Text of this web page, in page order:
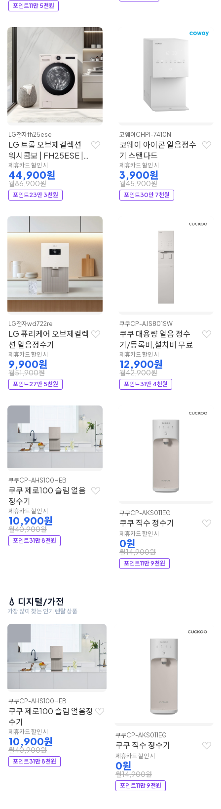
포인트11만 5천원
LG전자fh25ese
LG 트롬 오브제컬렉션
워시콤보 | FH25ESE |
LG전자
제휴카드 할인 시
44,900원
월86,900원
포인트23만 3천원
코웨이 CHPI-7410N
코웨이 아이콘 얼음정수
기 스탠다드
제휴카드 할인 시
3,900원
월45,900원
포인트30만 7천원
LG전자wd722re
LG 퓨리케어 오브제컬렉
션 얼음정수기
제휴카드 할인 시
9,900원
월51,900원
포인트27만 5천원
쿠쿠CP-AJS801SW
쿠쿠 대용량 얼음 정수
기/등록비,설치비 무료
제휴카드 할인 시
12,900원
월42,900원
포인트31만 4천원
쿠쿠CP-AHS100HEB
쿠쿠 제로100 슬림 얼음
정수기
제휴카드 할인 시
10,900원
월40,900원
포인트31만 8천원
쿠쿠CP-AKS011EG
쿠쿠 직수 정수기
제휴카드 할인 시
0원
월14,900원
포인트11만 9천원
💧 디지털/가전
가장 많이 찾는 인기 렌탈 상품
쿠쿠CP-AHS100HEB
쿠쿠 제로100 슬림 얼음정
수기
제휴카드 할인 시
10,900원
월40,900원
포인트31만 8천원
쿠쿠CP-AKS011EG
쿠쿠 직수 정수기
제휴카드 할인 시
0원
월14,900원
포인트11만 9천원